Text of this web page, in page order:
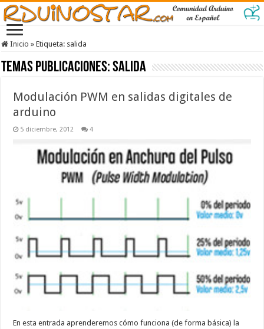
Inicio » Etiqueta: salida
Temas Publicaciones:salida
Modulación PWM en salidas digitales de
arduino
5 diciembre, 2012 4
En esta entrada aprenderemos cómo funciona (de forma básica) la